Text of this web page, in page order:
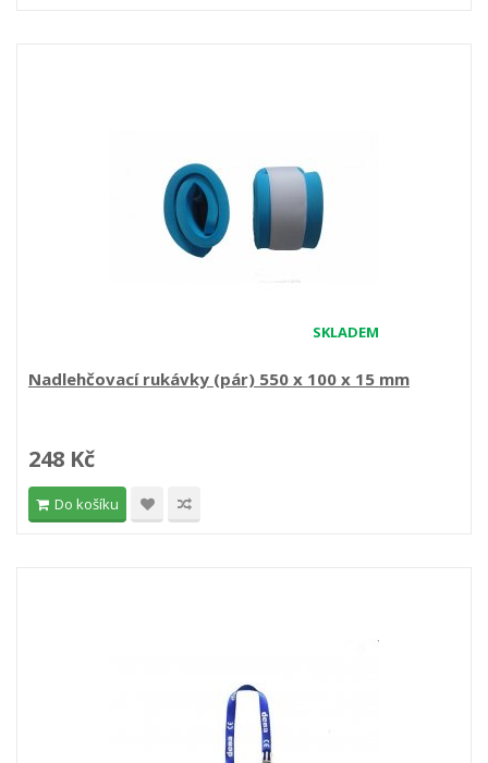
SKLADEM
Nadlehčovací rukávky (pár) 550 x 100 x 15 mm
248 Kč
Do košíku